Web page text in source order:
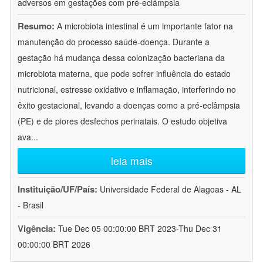
adversos em gestações com pré-eclâmpsia
Resumo: A microbiota intestinal é um importante fator na
manutenção do processo saúde-doença. Durante a
gestação há mudança dessa colonização bacteriana da
microbiota materna, que pode sofrer influência do estado
nutricional, estresse oxidativo e inflamação, interferindo no
êxito gestacional, levando a doenças como a pré-eclâmpsia
(PE) e de piores desfechos perinatais. O estudo objetiva
ava...
leia mais
Instituição/UF/País: Universidade Federal de Alagoas - AL
- Brasil
Vigência: Tue Dec 05 00:00:00 BRT 2023-Thu Dec 31
00:00:00 BRT 2026